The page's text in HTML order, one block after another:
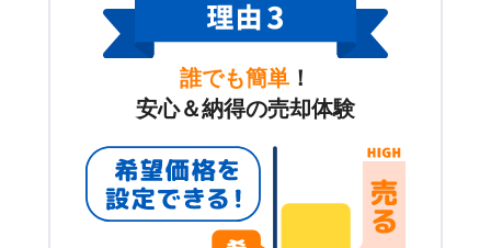
誰でも簡単 ！
安心＆納得の売却体験